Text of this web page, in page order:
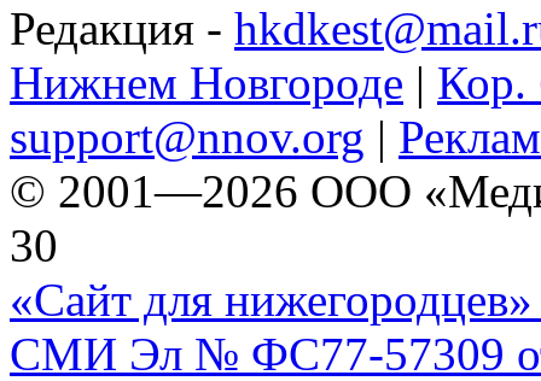
Редакция -
Нижнем Новгороде | Кор.
support@nnov.org |
© 2001—2026 ООО
30
«Сайт для нижегородцев»
СМИ Эл № ФС77-57309